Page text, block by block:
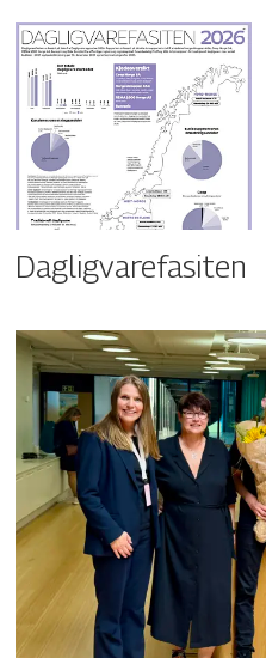
Dagligvarefasiten